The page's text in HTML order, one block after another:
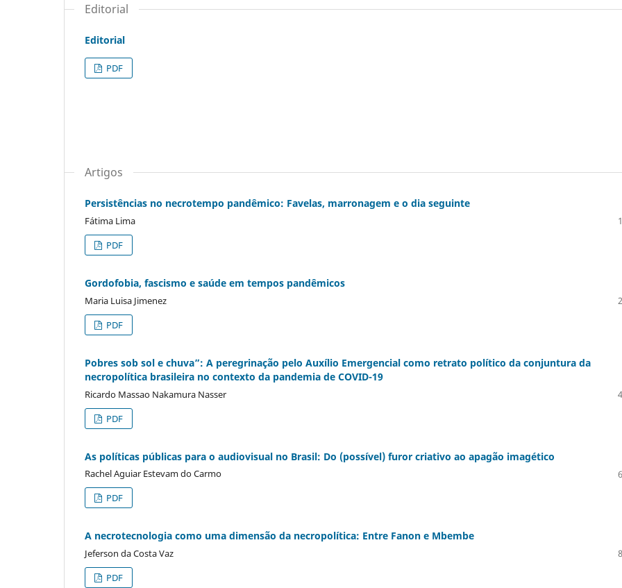
Editorial
Editorial
PDF
Artigos
Persistências no necrotempo pandêmico: Favelas, marronagem e o dia seguinte
Fátima Lima
PDF
Gordofobia, fascismo e saúde em tempos pandêmicos
Maria Luisa Jimenez
PDF
Pobres sob sol e chuva”: A peregrinação pelo Auxílio Emergencial como retrato político da conjuntura da
necropolítica brasileira no contexto da pandemia de COVID-19
Ricardo Massao Nakamura Nasser
PDF
As políticas públicas para o audiovisual no Brasil: Do (possível) furor criativo ao apagão imagético
Rachel Aguiar Estevam do Carmo
PDF
A necrotecnologia como uma dimensão da necropolítica: Entre Fanon e Mbembe
Jeferson da Costa Vaz
PDF